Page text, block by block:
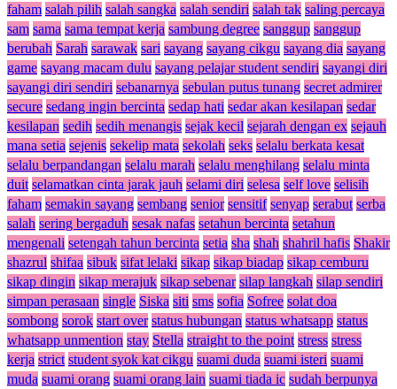
faham salah pilih salah sangka salah sendiri salah tak saling percaya
sam sama sama tempat kerja sambung degree sanggup sanggup
berubah Sarah sarawak sari sayang sayang cikgu sayang dia sayang
game sayang macam dulu sayang pelajar student sendiri sayangi diri
sayangi diri sendiri sebanarnya sebulan putus tunang secret admirer
secure sedang ingin bercinta sedap hati sedar akan kesilapan sedar
kesilapan sedih sedih menangis sejak kecil sejarah dengan ex sejauh
mana setia sejenis sekelip mata sekolah seks selalu berkata kesat
selalu berpandangan selalu marah selalu menghilang selalu minta
duit selamatkan cinta jarak jauh selami diri selesa self love selisih
faham semakin sayang sembang senior sensitif senyap serabut serba
salah sering bergaduh sesak nafas setahun bercinta setahun
mengenali setengah tahun bercinta setia sha shah shahril hafis Shakir
shazrul shifaa sibuk sifat lelaki sikap sikap biadap sikap cemburu
sikap dingin sikap merajuk sikap sebenar silap langkah silap sendiri
simpan perasaan single Siska siti sms sofia Sofree solat doa
sombong sorok start over status hubungan status whatsapp status
whatsapp unmention stay Stella straight to the point stress stress
kerja strict student syok kat cikgu suami duda suami isteri suami
muda suami orang suami orang lain suami tiada ic sudah berpunya